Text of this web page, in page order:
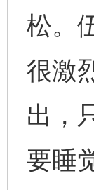
松。
很激
出，
要睡